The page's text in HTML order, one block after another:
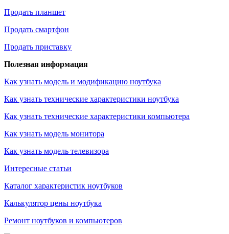
Продать планшет
Продать смартфон
Продать приставку
Полезная информация
Как узнать модель и модификацию ноутбука
Как узнать технические характеристики ноутбука
Как узнать технические характеристики компьютера
Как узнать модель монитора
Как узнать модель телевизора
Интересные статьи
Каталог характеристик ноутбуков
Калькулятор цены ноутбука
Ремонт ноутбуков и компьютеров